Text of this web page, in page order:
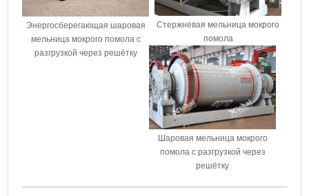
Энергосберегающая шаровая
мельница мокрого помола с
разгрузкой через решётку
Стержневая мельница мокрого
помола
Шаровая мельница мокрого
помола с разгрузкой через
решётку